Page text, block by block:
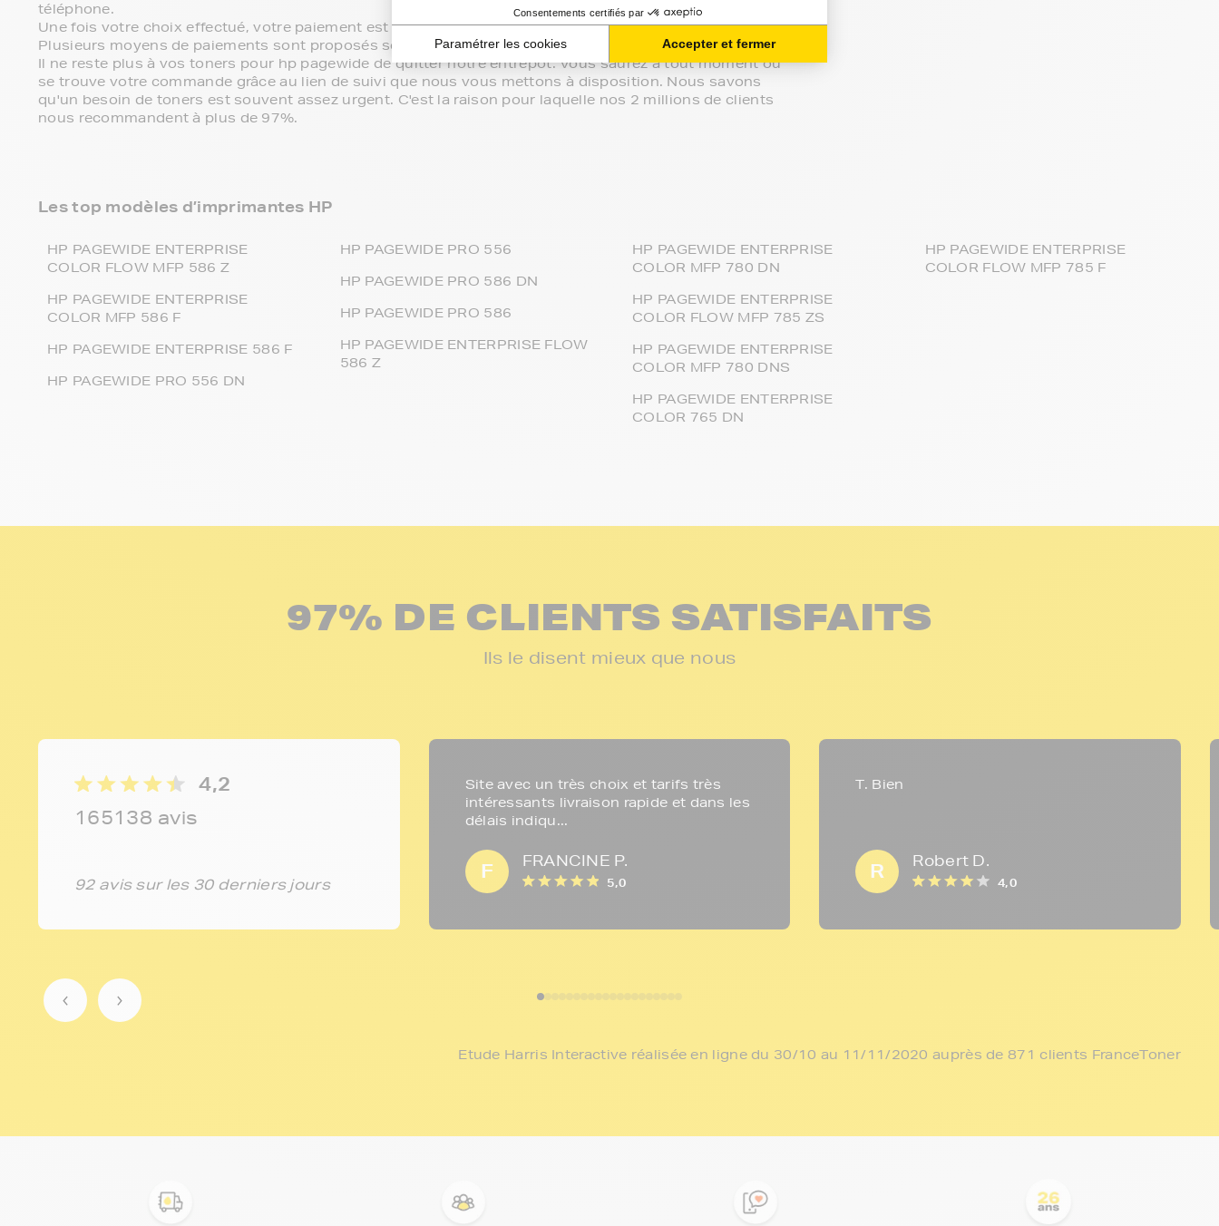
téléphone.
Une fois votre choix effectué, votre paiement est effectué de manière complètement sécurisée.
Plusieurs moyens de paiements sont proposés selon vos besoins.
Il ne reste plus à vos toners pour hp pagewide de quitter notre entrepôt. Vous saurez à tout moment où
se trouve votre commande grâce au lien de suivi que nous vous mettons à disposition. Nous savons
qu'un besoin de toners est souvent assez urgent. C'est la raison pour laquelle nos 2 millions de clients
nous recommandent à plus de 97%.
Les top modèles d’imprimantes HP
HP PAGEWIDE ENTERPRISE
COLOR FLOW MFP 586 Z
HP PAGEWIDE ENTERPRISE
COLOR MFP 586 F
HP PAGEWIDE ENTERPRISE 586 F
HP PAGEWIDE PRO 556 DN
HP PAGEWIDE PRO 556
HP PAGEWIDE PRO 586 DN
HP PAGEWIDE PRO 586
HP PAGEWIDE ENTERPRISE FLOW
586 Z
HP PAGEWIDE ENTERPRISE
COLOR MFP 780 DN
HP PAGEWIDE ENTERPRISE
COLOR FLOW MFP 785 ZS
HP PAGEWIDE ENTERPRISE
COLOR MFP 780 DNS
HP PAGEWIDE ENTERPRISE
COLOR 765 DN
HP PAGEWIDE ENTERPRISE
COLOR FLOW MFP 785 F
97% DE CLIENTS SATISFAITS
Ils le disent mieux que nous
4,2
165138 avis
92 avis sur les 30 derniers jours
Site avec un très choix et tarifs très
intéressants livraison rapide et dans les
délais indiqu...
F FRANCINE P.
5,0
T. Bien
R Robert D.
4,0
Etude Harris Interactive réalisée en ligne du 30/10 au 11/11/2020 auprès de 871 clients FranceToner